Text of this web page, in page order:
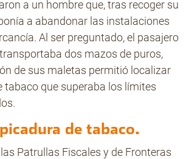
a un hombre que, tras recoger su
a abandonar las instalaciones
Al ser preguntado, el pasajero
dos mazos de puros,
de sus maletas permitió localizar
tabaco que superaba los límites
de tabaco.
las Patrullas Fiscales y de Fronteras